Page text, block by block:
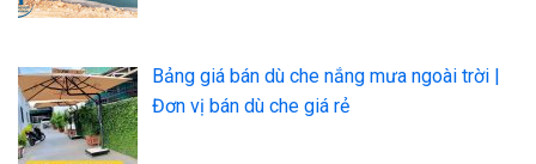
Bảng giá bán dù che nắng mưa ngoài trời |
Đơn vị bán dù che giá rẻ